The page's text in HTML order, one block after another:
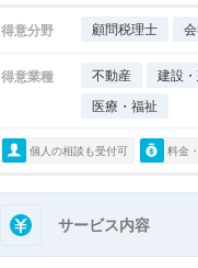
得意分野 顧問税理士
得意業種 不動産 建設
医療・福祉
個人の相談も受付可 料金
サービス内容